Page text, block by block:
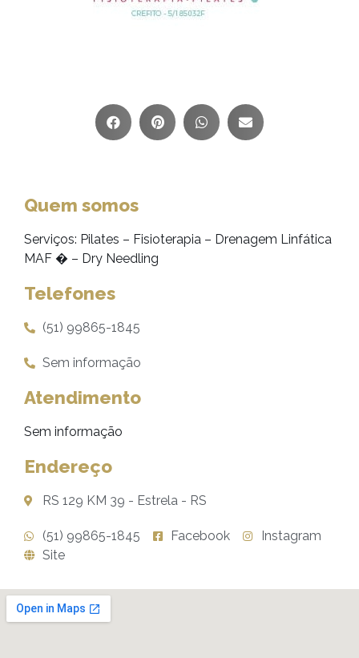
Quem somos
Serviços: Pilates – Fisioterapia – Drenagem Linfática
MAF � – Dry Needling
Telefones
(51) 99865-1845
Sem informação
Atendimento
Sem informação
Endereço
RS 129 KM 39 - Estrela - RS
(51) 99865-1845 Facebook
Instagram
Site